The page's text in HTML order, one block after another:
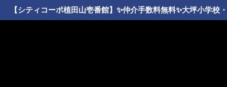
【シティコーポ植田山壱番館】✨️仲介手数料無料✨️大坪小学校